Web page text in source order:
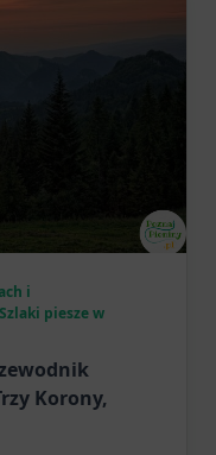
i
Szlaki piesze w
Korony,